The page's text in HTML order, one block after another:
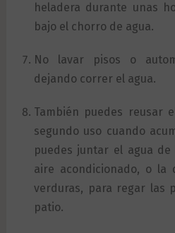
heladera durante unas
bajo el chorro de agua.
No lavar pisos o
dejando correr el agua.
También puedes reusar
segundo uso cuando
puedes juntar el agua
aire acondicionado, o la
verduras, para regar las
patio.